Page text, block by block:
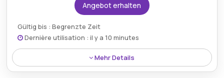
Angebot erhalten
Gültig bis : Begrenzte Zeit
Dernière utilisation : il y a 10 minutes
Mehr Details
Profitieren Sie von bis zu 90% Ersparnis mit den